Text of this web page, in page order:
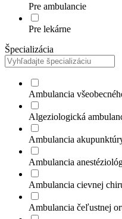
Pre ambulancie
Pre lekárne
Špecializácia
Ambulancia
Algeziologická
Ambulancia
Ambulancia
Ambulancia cievnej
Ambulancia čeľustnej